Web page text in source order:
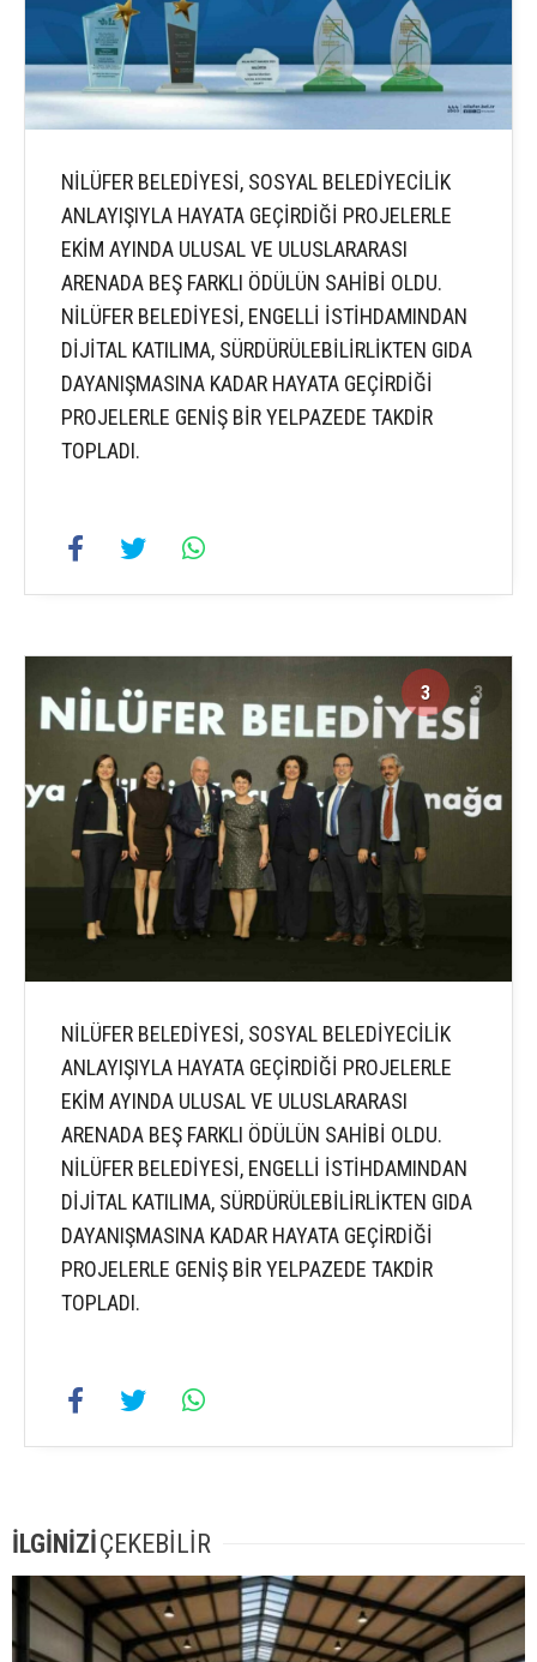
NİLÜFER BELEDİYESİ, SOSYAL BELEDİYECİLİK
ANLAYIŞIYLA HAYATA GEÇİRDİĞİ PROJELERLE
EKİM AYINDA ULUSAL VE ULUSLARARASI
ARENADA BEŞ FARKLI ÖDÜLÜN SAHİBİ OLDU.
NİLÜFER BELEDİYESİ, ENGELLİ İSTİHDAMINDAN
DİJİTAL KATILIMA, SÜRDÜRÜLEBİLİRLİKTEN GIDA
DAYANIŞMASINA KADAR HAYATA GEÇİRDİĞİ
PROJELERLE GENİŞ BİR YELPAZEDE TAKDİR
TOPLADI.
3 3
NİLÜFER BELEDİYESİ, SOSYAL BELEDİYECİLİK
ANLAYIŞIYLA HAYATA GEÇİRDİĞİ PROJELERLE
EKİM AYINDA ULUSAL VE ULUSLARARASI
ARENADA BEŞ FARKLI ÖDÜLÜN SAHİBİ OLDU.
NİLÜFER BELEDİYESİ, ENGELLİ İSTİHDAMINDAN
DİJİTAL KATILIMA, SÜRDÜRÜLEBİLİRLİKTEN GIDA
DAYANIŞMASINA KADAR HAYATA GEÇİRDİĞİ
PROJELERLE GENİŞ BİR YELPAZEDE TAKDİR
TOPLADI.
İLGİNİZİÇEKEBİLİR